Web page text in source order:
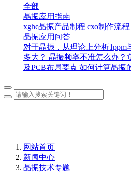
全部
晶振应用指南
xghc晶振产品制程 cxo制作流程
晶振应用问答
对于晶振，从理论上分析1ppm
多大？ 晶振频率不准怎么办？
及PCB布局要点 如何计算晶振
网站首页
新闻中心
晶振技术专题